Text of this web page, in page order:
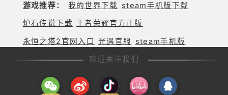
游戏推荐： 我的世界下载 steam手机版下载
炉石传说下载 王者荣耀官方正版
永恒之塔2官网入口 光遇官服
steam手机版
欢迎关注我们